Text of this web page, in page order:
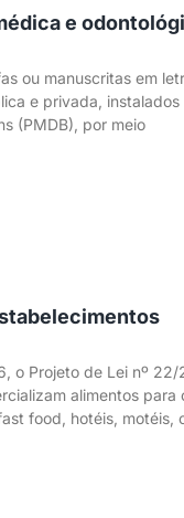
e
ou manuscritas em
e privada, instalados
(PMDB), por meio
o Projeto de Lei nº
alimentos para
food, hotéis, motéis,